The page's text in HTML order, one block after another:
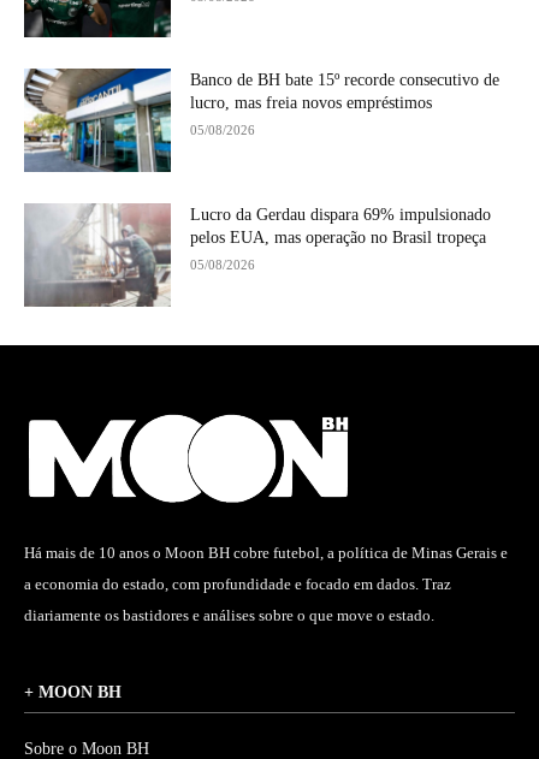
Banco de BH bate 15º recorde consecutivo de
lucro, mas freia novos empréstimos
05/08/2026
Lucro da Gerdau dispara 69% impulsionado
pelos EUA, mas operação no Brasil tropeça
05/08/2026
Há mais de 10 anos o Moon BH cobre futebol, a política de Minas Gerais e
a economia do estado, com profundidade e focado em dados. Traz
diariamente os bastidores e análises sobre o que move o estado.
+ MOON BH
Sobre o Moon BH